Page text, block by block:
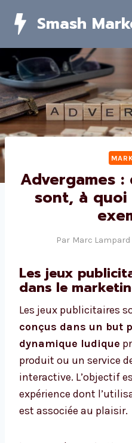
Smash
Advergames :
sont, à
Par Marc Lampard
Les jeux
dans le
Les jeux publicitaires
conçus dans un but
dynamique ludique
produit ou un service
interactive. L’objectif
expérience dont
est associée au plaisir.